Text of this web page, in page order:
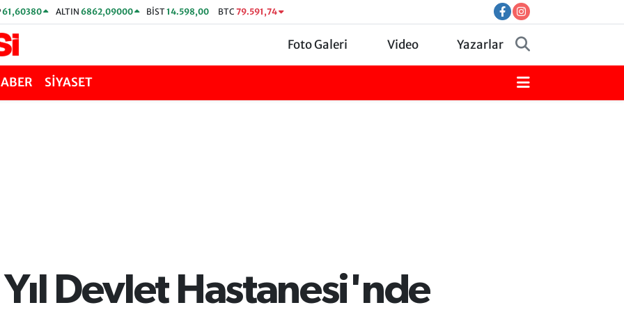
61,60380 ALTIN 6862,09000 BİST14.598,00 BTC 79.591,74
Foto Galeri Video Yazarlar
SİYASET
Devlet Hastanesi'nde